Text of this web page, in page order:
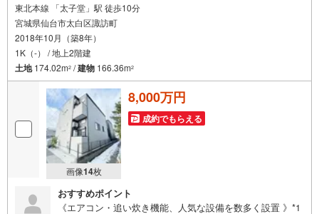
東北本線 「太子堂」駅 徒歩10分
宮城県仙台市太白区諏訪町
2018年10月（築8年）
1K（-） / 地上2階建
土地174.02m2 /建物 166.36m2
画像14枚
8,000万円
成約でもらえる
おすすめポイント
《エアコン・追い炊き機能、人気な設備を数多く設置 》*1